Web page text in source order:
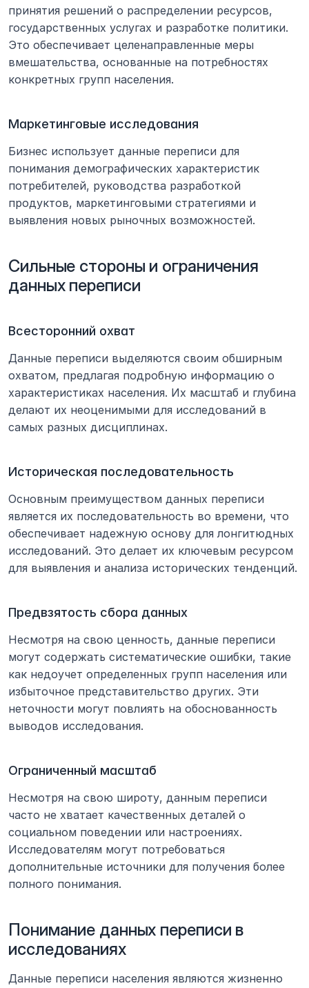
принятия решений о распределении ресурсов,
государственных услугах и разработке политики.
Это обеспечивает целенаправленные меры
вмешательства, основанные на потребностях
конкретных групп населения.
Маркетинговые исследования
Бизнес использует данные переписи для
понимания демографических характеристик
потребителей, руководства разработкой
продуктов, маркетинговыми стратегиями и
выявления новых рыночных возможностей.
Сильные стороны и ограничения
данных переписи
Всесторонний охват
Данные переписи выделяются своим обширным
охватом, предлагая подробную информацию о
характеристиках населения. Их масштаб и глубина
делают их неоценимыми для исследований в
самых разных дисциплинах.
Историческая последовательность
Основным преимуществом данных переписи
является их последовательность во времени, что
обеспечивает надежную основу для лонгитюдных
исследований. Это делает их ключевым ресурсом
для выявления и анализа исторических тенденций.
Предвзятость сбора данных
Несмотря на свою ценность, данные переписи
могут содержать систематические ошибки, такие
как недоучет определенных групп населения или
избыточное представительство других. Эти
неточности могут повлиять на обоснованность
выводов исследования.
Ограниченный масштаб
Несмотря на свою широту, данным переписи
часто не хватает качественных деталей о
социальном поведении или настроениях.
Исследователям могут потребоваться
дополнительные источники для получения более
полного понимания.
Понимание данных переписи в
исследованиях
Данные переписи населения являются жизненно